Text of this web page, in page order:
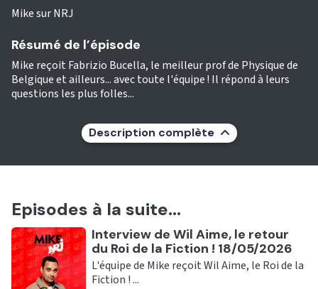
Mike sur NRJ
Résumé de l’épisode
Mike reçoit Fabrizio Bucella, le meilleur prof de Physique de
Belgique et ailleurs... avec toute l'équipe ! Il répond à leurs
questions les plus folles...
Description complète
Episodes à la suite...
Ecouter
Interview de Wil Aime, le retour
du Roi de la Fiction ! 18/05/2026
L'équipe de Mike reçoit Wil Aime, le Roi de la
Fiction ! ...